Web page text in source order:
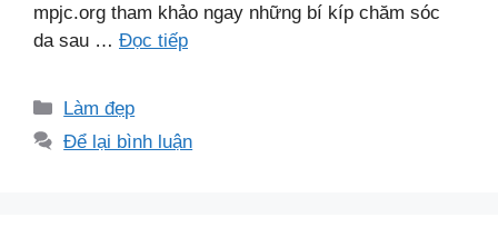
mpjc.org tham khảo ngay những bí kíp chăm sóc
da sau … Đọc tiếp
Danh
mục
Làm đẹp
Để lại bình luận